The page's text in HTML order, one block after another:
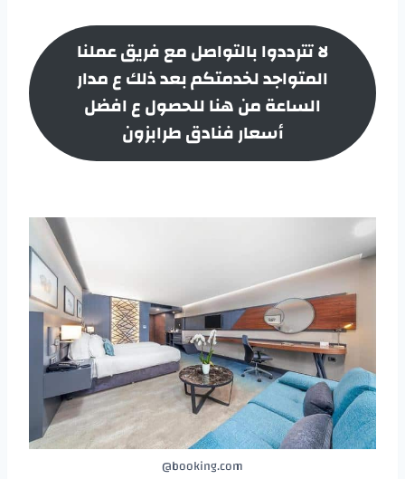
لا تترددوا بالتواصل مع فريق عملنا
المتواجد لخدمتكم بعد ذلك ع مدار
الساعة من هنا للحصول ع افضل
أسعارفنادق طرابزون
booking.com@